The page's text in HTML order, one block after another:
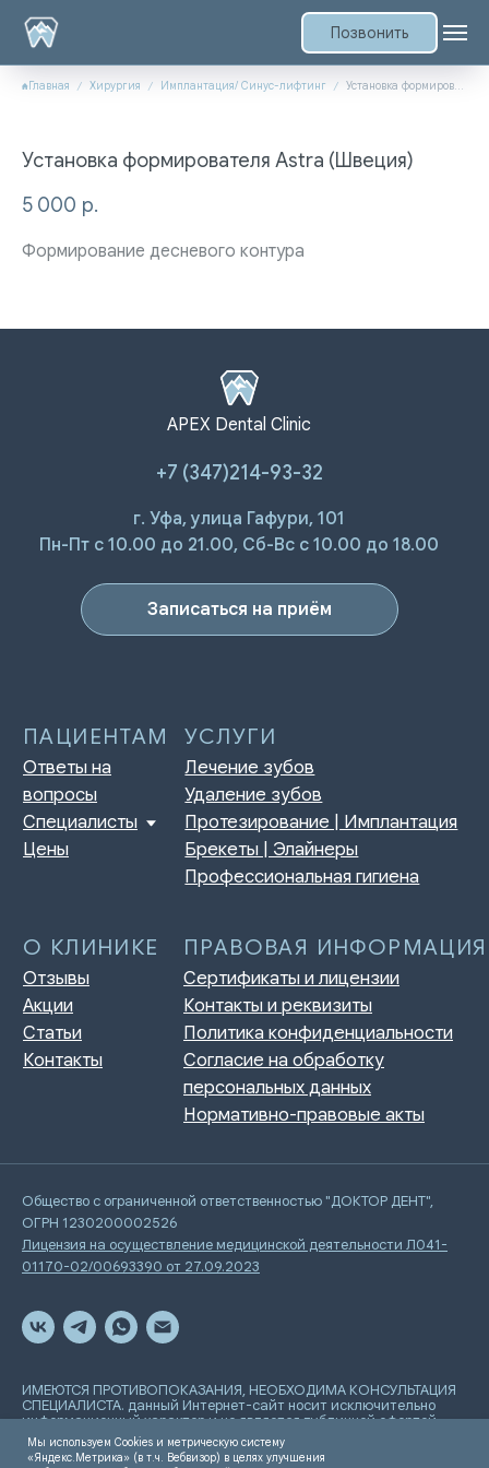
Позвонить
Главная Хирургия Имплантация/ Синус-лифтинг Установка формирователя Astra (Швеция)
Установка формирователя Astra (Швеция)
5 000 р.
Формирование десневого контура
APEX Dental Clinic
+7 (347)214-93-32
г. Уфа, улица Гафури, 101
Пн-Пт с 10.00 до 21.00, Сб-Вс с 10.00 до 18.00
Записаться на приём
Ответы на
Специалисты
УСЛУГИ
Лечение зубов
Протезирование | Имплантация
Брекеты | Элайнеры
Статьи
Контакты
Политика конфиденциальности
Согласие на обработку
персональных данных
Нормативно-правовые акты
Общество с ограниченной ответственностью "ДОКТОР ДЕНТ",
ОГРН 1230200002526
Лицензия на осуществление медицинской деятельности Л041-
01170-02/00693390 от 27.09.2023
ИМЕЮТСЯ ПРОТИВОПОКАЗАНИЯ, НЕОБХОДИМА КОНСУЛЬТАЦИЯ
СПЕЦИАЛИСТА. данный Интернет-сайт носит исключительно
информационный характер и не является публичной офертой,
определяемой положениями Статьи 437 Гражданского
кодекса РФ
Мы используем Cookies и метрическую систему
«Яндекс.Метрика» (в т.ч. Вебвизор) в целях улучшения